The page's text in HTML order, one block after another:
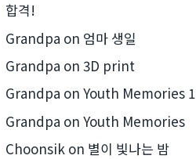
합격!
Grandpa on 엄마 생일
Grandpa on 3D print
Grandpa on Youth Memories 1
Grandpa on Youth Memories
Choonsik on 별이 빛나는 밤